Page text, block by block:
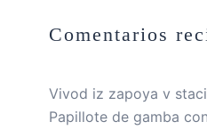
Comentarios
Vivod iz zapoya v
Papillote de gamba